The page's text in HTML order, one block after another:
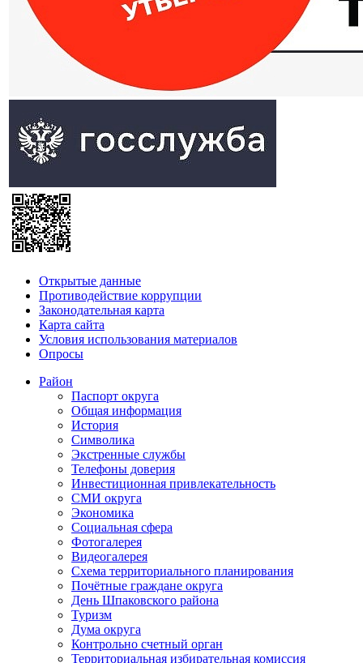
Открытые данные
Противодействие коррупции
Законодательная карта
Карта сайта
Условия использования материалов
Опросы
Район
Паспорт округа
Общая информация
История
Символика
Экстренные службы
Телефоны доверия
Инвестиционная привлекательность
СМИ округа
Экономика
Социальная сфера
Фотогалерея
Видеогалерея
Схема территориального планирования
Почётные граждане округа
День Шпаковского района
Туризм
Дума округа
Контрольно счетный орган
Территориальная избирательная комиссия